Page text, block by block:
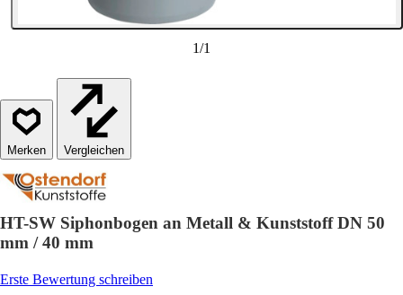
1/1
Vergleichen
HT-SW Siphonbogen an Metall & Kunststoff DN 50
mm / 40 mm
Erste Bewertung schreiben